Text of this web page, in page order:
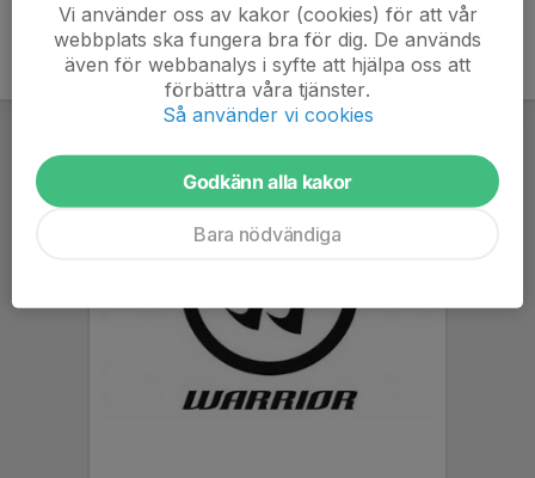
Vi använder oss av kakor (cookies) för att vår
webbplats ska fungera bra för dig. De används
även för webbanalys i syfte att hjälpa oss att
förbättra våra tjänster.
Så använder vi cookies
Godkänn alla kakor
Bara nödvändiga